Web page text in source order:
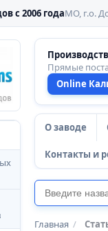
с 2006 годаМО, г.о.
Прямые
Online
О заводе
Контакты и
Главная /